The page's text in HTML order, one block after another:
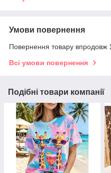
Умови повернення
Повернення товару впродовж
Всі умови повернення
Подібні товари компанії